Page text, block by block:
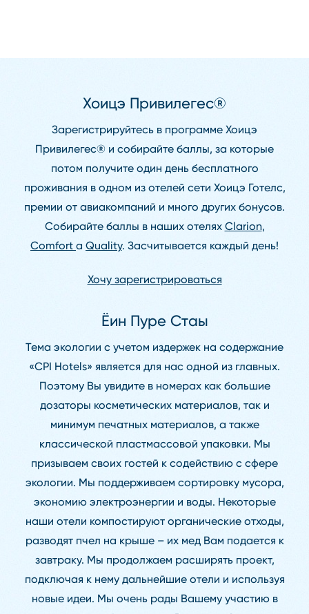
Хоицэ Привилегес®
Зарегистрируйтесь в программе Хоицэ
Привилегес® и собирайте баллы, за которые
потом получите один день бесплатного
проживания в одном из отелей сети Хоицэ Готелс,
премии от авиакомпаний и много других бонусов.
Собирайте баллы в наших отелях Clarion,
Comfort a Quality. Засчитывается каждый день!
Хочу зарегистрироваться
Ёин Пуре Стаы
Тема экологии с учетом издержек на содержание
«CPI Hotels» является для нас одной из главных.
Поэтому Вы увидите в номерах как большие
дозаторы косметических материалов, так и
минимум печатных материалов, а также
классической пластмассовой упаковки. Мы
призываем своих гостей к содействию с сфере
экологии. Мы поддерживаем сортировку мусора,
экономию электроэнергии и воды. Некоторые
наши отели компостируют органические отходы,
разводят пчел на крыше – их мед Вам подается к
завтраку. Мы продолжаем расширять проект,
подключая к нему дальнейшие отели и используя
новые идеи. Мы очень рады Вашему участию в